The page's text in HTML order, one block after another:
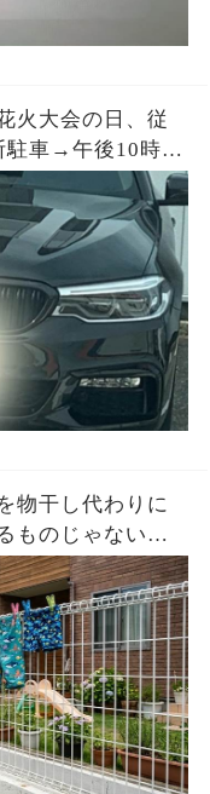
火大会の日、従
駐車→午後10時、
像を見て絶句…
物干し代わりに
ものじゃない」
刻入り映像を見せ